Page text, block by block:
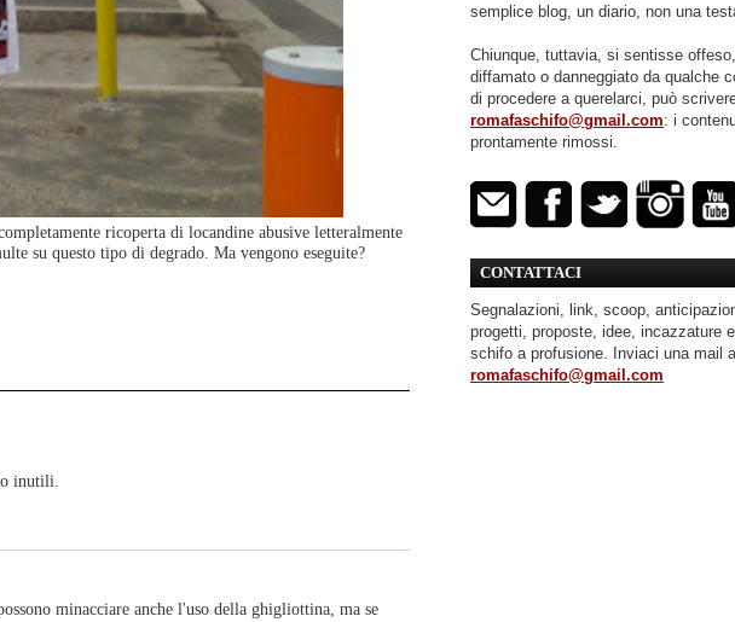
ricoperta di locandine abusive letteralmente
su questo tipo di degrado. Ma vengono eseguite?
inutili.
minacciare anche l'uso della ghigliottina, ma se
semplice blog, un diario, non una
Chiunque, tuttavia, si sentisse
diffamato o danneggiato da qualche
di procedere a querelarci, può
romafaschifo@gmail.com: i
prontamente rimossi.
CONTATTACI
Segnalazioni, link, scoop,
progetti, proposte, idee, incazzature
schifo a profusione. Inviaci una mail a
romafaschifo@gmail.com